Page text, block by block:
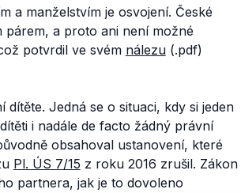
a manželstvím je osvojení. České
párem, a proto ani není možné
potvrdil ve svém nálezu(.pdf)
Jedná se o situaci, kdy si jeden
i nadále de facto žádný právní
obsahoval ustanovení, které
Pl. ÚS 7/15 z roku 2016 zrušil. Zákon
partnera, jak je to dovoleno